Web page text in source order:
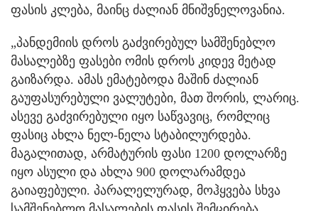
ფასის კლება, მაინც ძალიან მნიშვნელოვანია.
„პანდემიის დროს გაძვირებულ სამშენებლო
მასალებზე ფასები ომის დროს კიდევ მეტად
გაიზარდა. ამას ემატებოდა მაშინ ძალიან
გაუფასურებული ვალუტები, მათ შორის, ლარიც.
ასევე გაძვირებული იყო საწვავიც, რომლიც
ფასიც ახლა ნელ-ნელა სტაბილურდება.
მაგალითად, არმატურის ფასი 1200 დოლარზე
იყო ასული და ახლა 900 დოლარამდეა
გაიაფებული. პარალელურად, მოჰყვება სხვა